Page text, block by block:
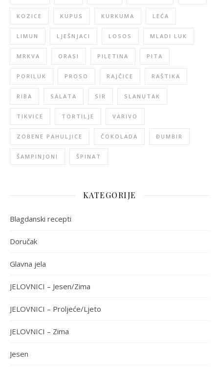
KOZICE KUPUS KURKUMA LEĆA
LIMUN LJEŠNJACI LOSOS MLADI LUK
MRKVA ORASI PILETINA PITA
PORILUK PROSO RAJČICE RAŠTIKA
RIBA SALATA SIR SLANUTAK
TIKVICE TORTILJE VARIVO
ZOBENE PAHULJICE ČOKOLADA ĐUMBIR
ŠAMPINJONI ŠPINAT
KATEGORIJE
Blagdanski recepti
Doručak
Glavna jela
JELOVNICI – Jesen/Zima
JELOVNICI – Proljeće/Ljeto
JELOVNICI – Zima
Jesen